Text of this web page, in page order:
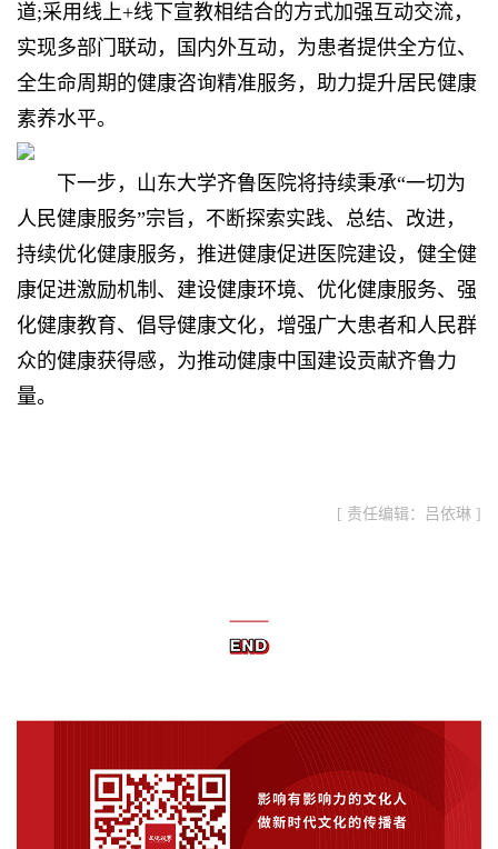
道;采用线上+线下宣教相结合的方式加强互动交流，
实现多部门联动，国内外互动，为患者提供全方位、
全生命周期的健康咨询精准服务，助力提升居民健康
素养水平。
下一步，山东大学齐鲁医院将持续秉承“一切为
人民健康服务”宗旨，不断探索实践、总结、改进，
持续优化健康服务，推进健康促进医院建设，健全健
康促进激励机制、建设健康环境、优化健康服务、强
化健康教育、倡导健康文化，增强广大患者和人民群
众的健康获得感，为推动健康中国建设贡献齐鲁力
量。
[ 责任编辑：吕依琳 ]